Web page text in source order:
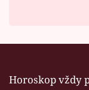
Horoskop vždy